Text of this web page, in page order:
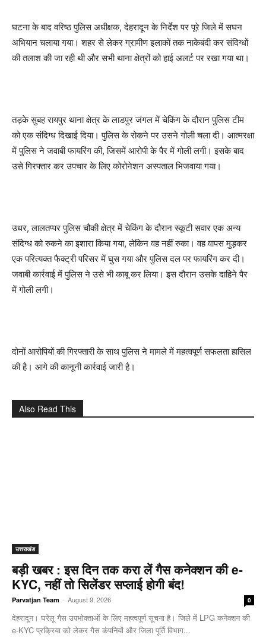
घटना के बाद वरिष्ठ पुलिस अधीक्षक, देहरादून के निर्देश पर पूरे जिले में सघन
अभियान चलाया गया। शहर से लेकर ग्रामीण इलाकों तक नाकेबंदी कर संदिग्धों
की तलाश की जा रही थी और सभी थाना क्षेत्रों को हाई अलर्ट पर रखा गया था।
तड़के सुबह रायपुर थाना क्षेत्र के लाडपुर जंगल में चेकिंग के दौरान पुलिस टीम
को एक संदिग्ध दिखाई दिया। पुलिस के रोकने पर उसने गोली चला दी। आत्मरक्षा
में पुलिस ने जवाबी फायरिंग की, जिसमें आरोपी के पैर में गोली लगी। इसके बाद
उसे गिरफ्तार कर उपचार के लिए कोरोनेशन अस्पताल भिजवाया गया।
उधर, लालतप्पर पुलिस चौकी क्षेत्र में चेकिंग के दौरान स्कूटी सवार एक अन्य
संदिग्ध को रुकने का इशारा किया गया, लेकिन वह नहीं रुका। वह वापस मुड़कर
एक परित्यक्त फैक्ट्री परिसर में घुस गया और पुलिस दल पर फायरिंग कर दी।
जवाबी कार्रवाई में पुलिस ने उसे भी काबू कर लिया। इस दौरान उसके दाहिने पैर
में गोली लगी।
दोनों आरोपियों की गिरफ्तारी के साथ पुलिस ने मामले में महत्वपूर्ण सफलता हासिल
की है। आगे की कानूनी कार्रवाई जारी है।
Also Read This
उत्तराखंड
बड़ी खबर : इस दिन तक करा लें गैस कनेक्शन की e-
KYC, नहीं तो सिलेंडर सप्लाई होगी बंद!
Parvatjan Team - August 9, 2026 0
देहरादून। घरेलू गैस उपभोक्ताओं के लिए महत्वपूर्ण सूचना है। जिले में LPG कनेक्शन की
e-KYC प्रक्रिया को लेकर गैस कंपनियों और जिला पूर्ति विभाग...